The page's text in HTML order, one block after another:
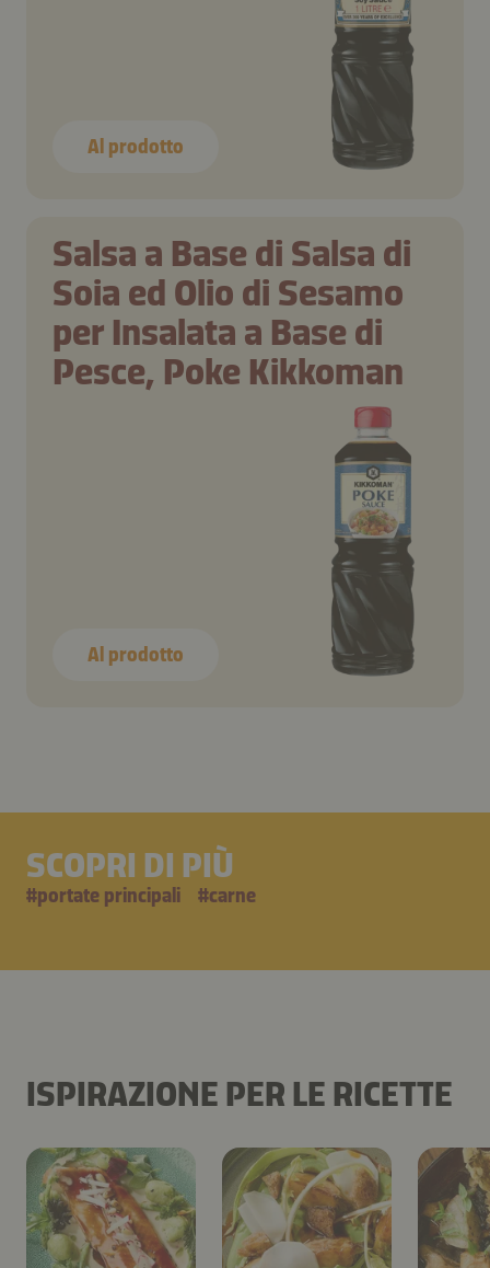
Al prodotto
Salsa a Base di Salsa di
Soia ed Olio di Sesamo
per Insalata a Base di
Pesce, Poke Kikkoman
Al prodotto
SCOPRI DI PIÙ
#portate principali #carne
ISPIRAZIONE PER LE RICETTE